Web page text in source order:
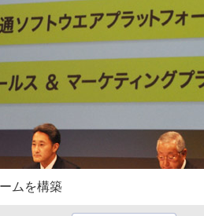
ムを構築